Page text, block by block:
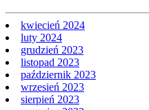
kwiecień 2024
luty 2024
grudzień 2023
listopad 2023
październik 2023
wrzesień 2023
sierpień 2023